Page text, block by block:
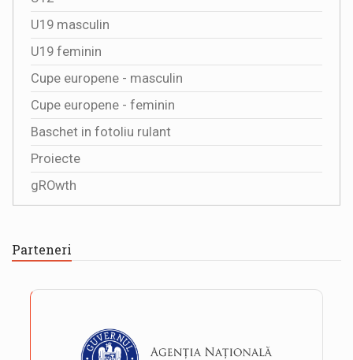
U19 masculin
U19 feminin
Cupe europene - masculin
Cupe europene - feminin
Baschet in fotoliu rulant
Proiecte
gROwth
Parteneri